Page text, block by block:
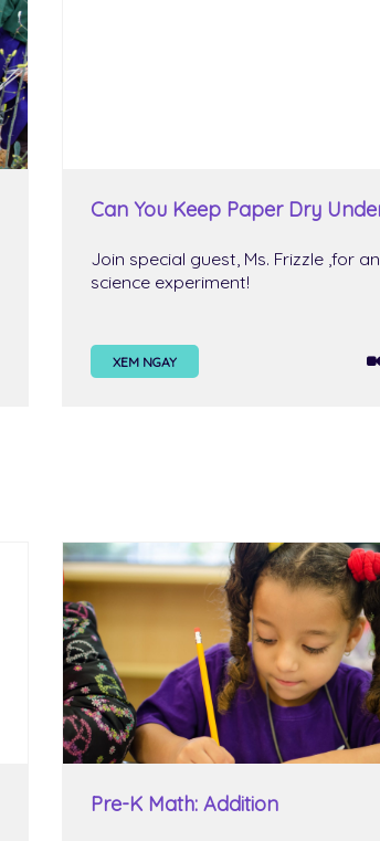
Can You Keep Paper Dry
Join special guest, Ms. Frizzle ,for
science experiment!
XEM NGAY
Pre-K Math: Addition